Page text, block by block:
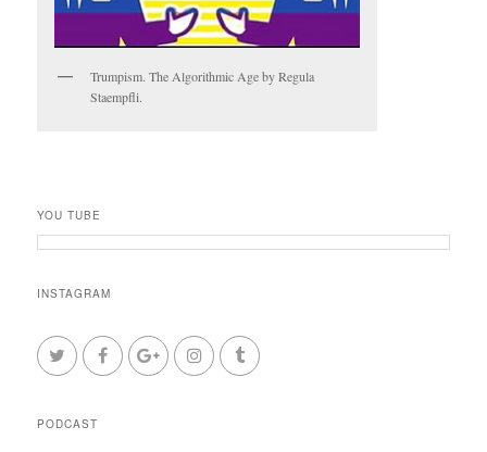
Trumpism. The Algorithmic Age by Regula
Staempfli.
YOU TUBE
INSTAGRAM
PODCAST